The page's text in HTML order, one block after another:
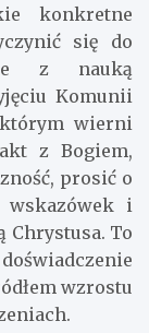
konkretne
się do
z nauką
Komunii
wierni
z Bogiem,
prosić o
wskazówek i
Chrystusa. To
wzrostu